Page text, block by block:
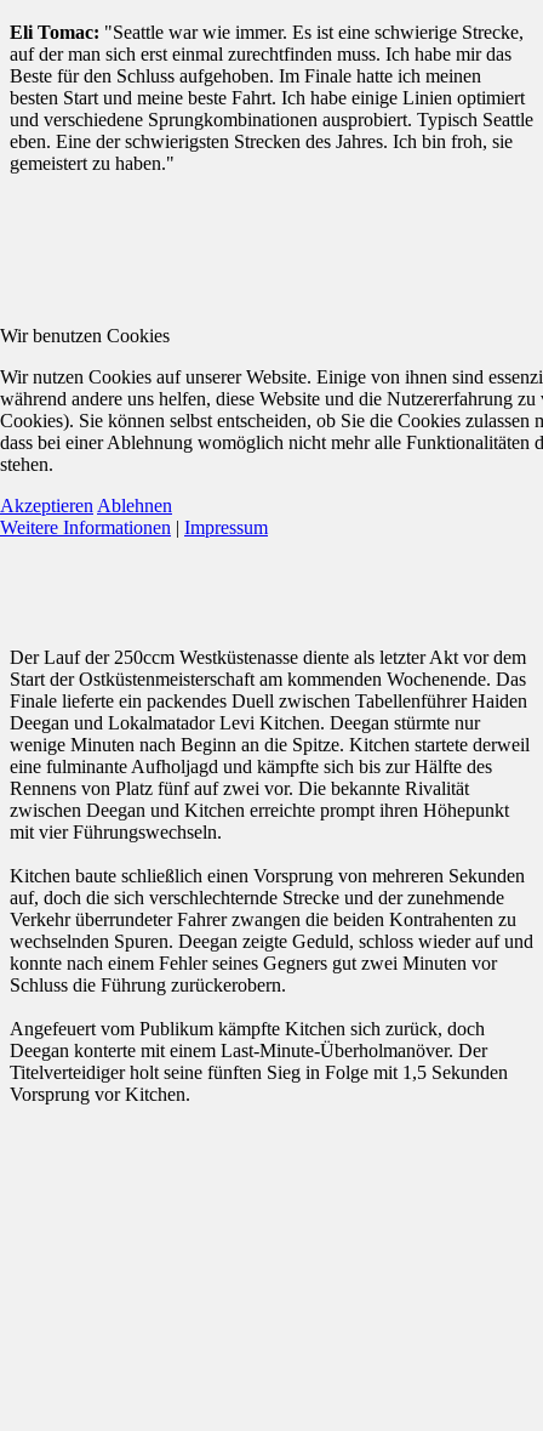
Eli Tomac: "Seattle war wie immer. Es ist eine schwierige Strecke,
auf der man sich erst einmal zurechtfinden muss. Ich habe mir das
Beste für den Schluss aufgehoben. Im Finale hatte ich meinen
besten Start und meine beste Fahrt. Ich habe einige Linien optimiert
und verschiedene Sprungkombinationen ausprobiert. Typisch Seattle
eben. Eine der schwierigsten Strecken des Jahres. Ich bin froh, sie
gemeistert zu haben."
Der Lauf der 250ccm Westküstenasse diente als letzter Akt vor dem
Start der Ostküstenmeisterschaft am kommenden Wochenende. Das
Finale lieferte ein packendes Duell zwischen Tabellenführer Haiden
Deegan und Lokalmatador Levi Kitchen. Deegan stürmte nur
wenige Minuten nach Beginn an die Spitze. Kitchen startete derweil
eine fulminante Aufholjagd und kämpfte sich bis zur Hälfte des
Rennens von Platz fünf auf zwei vor. Die bekannte Rivalität
zwischen Deegan und Kitchen erreichte prompt ihren Höhepunkt
mit vier Führungswechseln.
Kitchen baute schließlich einen Vorsprung von mehreren Sekunden
auf, doch die sich verschlechternde Strecke und der zunehmende
Verkehr überrundeter Fahrer zwangen die beiden Kontrahenten zu
wechselnden Spuren. Deegan zeigte Geduld, schloss wieder auf und
konnte nach einem Fehler seines Gegners gut zwei Minuten vor
Schluss die Führung zurückerobern.
Angefeuert vom Publikum kämpfte Kitchen sich zurück, doch
Deegan konterte mit einem Last-Minute-Überholmanöver. Der
Titelverteidiger holt seine fünften Sieg in Folge mit 1,5 Sekunden
Vorsprung vor Kitchen.
Wir benutzen Cookies
Wir nutzen Cookies auf unserer Website. Einige von ihnen sind
während andere uns helfen, diese Website und die Nutzererfahrung zu
Cookies). Sie können selbst entscheiden, ob Sie die Cookies zulassen
dass bei einer Ablehnung womöglich nicht mehr alle Funktionalitäten
stehen.
Akzeptieren Ablehnen
Weitere Informationen | Impressum